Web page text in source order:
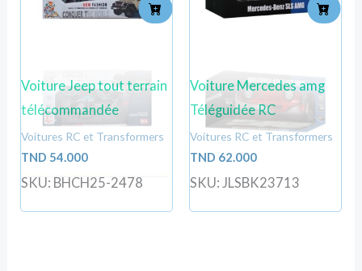
Voiture Jeep tout terrain
télécommandée
Voitures RC et Transformers
TND 54.000
SKU: BHCH25-2478
Voiture Mercedes amg
Téléguidée RC
Voitures RC et Transformers
TND 62.000
SKU: JLSBK23713